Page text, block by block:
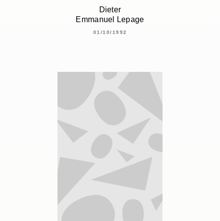
Dieter
Emmanuel Lepage
01/10/1992